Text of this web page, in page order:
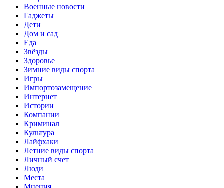
Военные новости
Гаджеты
Дети
Дом и сад
Еда
Звёзды
Здоровье
Зимние виды спорта
Игры
Импортозамещение
Интернет
Истории
Компании
Криминал
Культура
Лайфхаки
Летние виды спорта
Личный счет
Люди
Места